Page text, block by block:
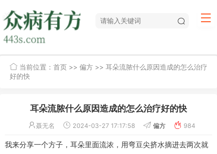
当前位置： 首页 >> 偏方 >> 耳朵流脓什么原因造成的怎么治疗
好的快
耳朵流脓什么原因造成的怎么治疗好的快
聂无名 2024-03-27 17:17:58 偏方 984
我来分享一个方子，耳朵里面流浓，用弯豆尖挤水摘进去两次就